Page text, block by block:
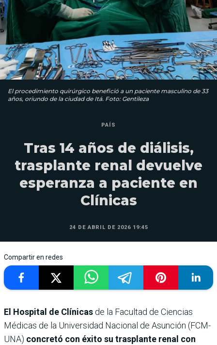
El procedimiento quirúrgico benefició a un paciente masculino de 33
años, oriundo de la ciudad de Itá. Foto: Gentileza
PAÍS
Tras 14 años de diálisis,
trasplante renal devuelve
esperanza a paciente en
Clínicas
24 DE ABRIL DE 2026 19:45
Compartir en redes
El Hospital de Clínicas de la Facultad de Ciencias
Médicas de la Universidad Nacional de Asunción (FCM-
UNA) concretó con éxito su trasplante renal con